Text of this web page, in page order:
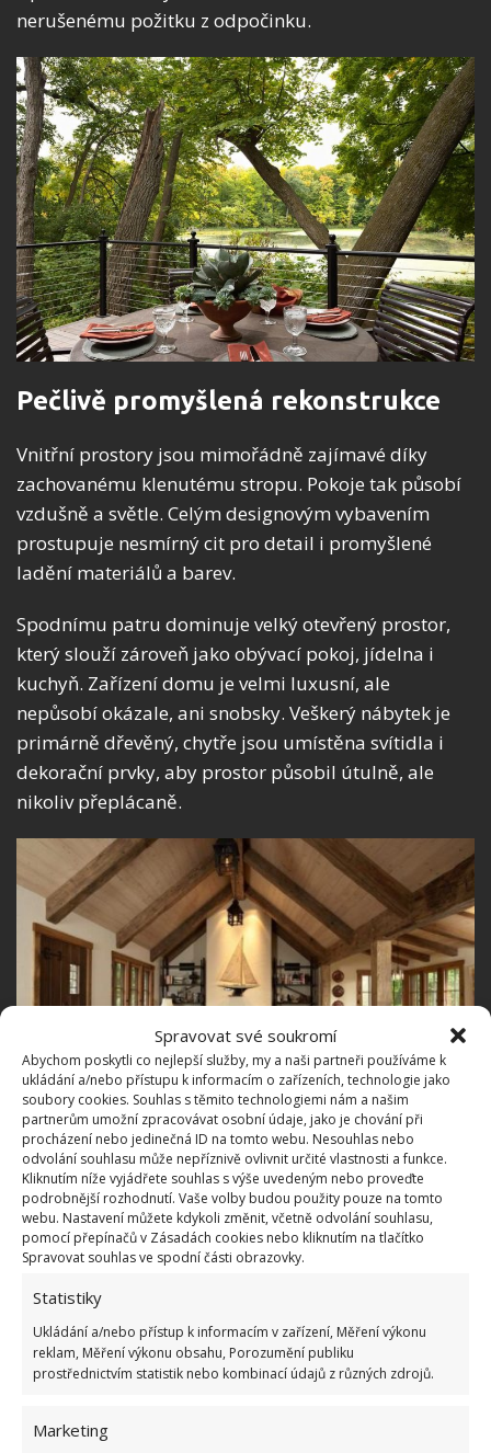
Spravovat své soukromí
Abychom poskytli co nejlepší služby, my a naši partneři používáme k
ukládání a/nebo přístupu k informacím o zařízeních, technologie jako
soubory cookies. Souhlas s těmito technologiemi nám a našim
partnerům umožní zpracovávat osobní údaje, jako je chování při
procházení nebo jedinečná ID na tomto webu. Nesouhlas nebo
odvolání souhlasu může nepříznivě ovlivnit určité vlastnosti a funkce.
Kliknutím níže vyjádřete souhlas s výše uvedeným nebo proveďte
podrobnější rozhodnutí. Vaše volby budou použity pouze na tomto
webu. Nastavení můžete kdykoli změnit, včetně odvolání souhlasu,
pomocí přepínačů v Zásadách cookies nebo kliknutím na tlačítko
Spravovat souhlas ve spodní části obrazovky.
Statistiky
Ukládání a/nebo přístup k informacím v zařízení, Měření výkonu
reklam, Měření výkonu obsahu, Porozumění publiku
prostřednictvím statistik nebo kombinací údajů z různých zdrojů.
Marketing
nerušenému požitku z odpočinku.
Pečlivě promyšlená rekonstrukce
Vnitřní prostory jsou mimořádně zajímavé díky
zachovanému klenutému stropu. Pokoje tak působí
vzdušně a světle. Celým designovým vybavením
prostupuje nesmírný cit pro detail i promyšlené
ladění materiálů a barev.
Spodnímu patru dominuje velký otevřený prostor,
který slouží zároveň jako obývací pokoj, jídelna i
kuchyň. Zařízení domu je velmi luxusní, ale
nepůsobí okázale, ani snobsky. Veškerý nábytek je
primárně dřevěný, chytře jsou umístěna svítidla i
dekorační prvky, aby prostor působil útulně, ale
nikoliv přeplácaně.